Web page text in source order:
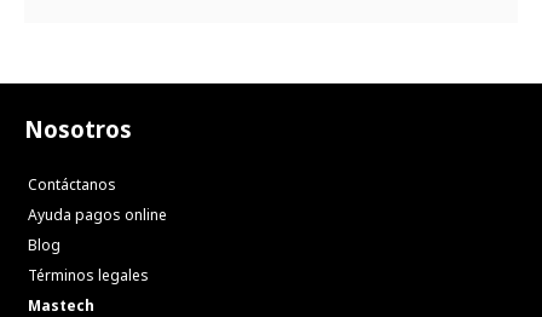
Nosotros
Contáctanos
Ayuda pagos online
Blog
Términos legales
Mastech